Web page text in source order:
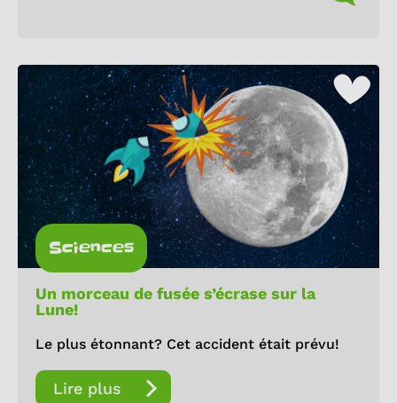
Sciences
Un morceau de fusée s’écrase sur la
Lune!
Le plus étonnant? Cet accident était prévu!
Lire plus